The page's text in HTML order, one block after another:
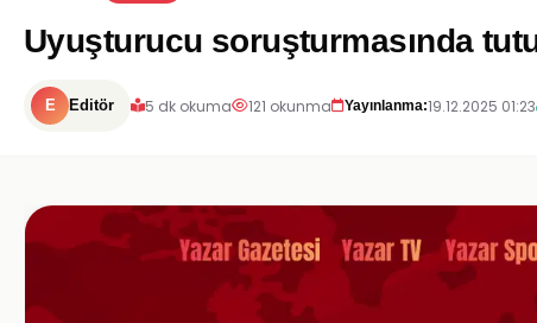
Uyuşturucu soruşturmasında
E Editör 5 dk okuma 121 okunma Yayınlanma:19.12.2025 01:23